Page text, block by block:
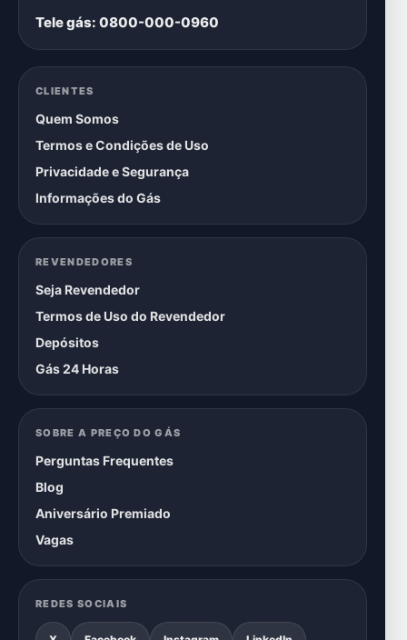
Tele gás: 0800-000-0960
CLIENTES
Quem Somos
Termos e Condições de Uso
Privacidade e Segurança
Informações do Gás
REVENDEDORES
Seja Revendedor
Termos de Uso do Revendedor
Depósitos
Gás 24 Horas
SOBRE A PREÇO DO GÁS
Perguntas Frequentes
Blog
Aniversário Premiado
Vagas
REDES SOCIAIS